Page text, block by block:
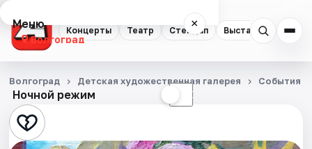
Концерты Театр Стендап Выставки
Меню ×
Волгоград
Концерты
Театр
Стендап
Ночной режим ☾
Волгоград Детская художественная галерея События